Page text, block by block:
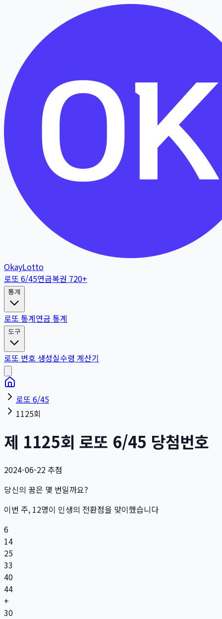
OkayLotto
로또 6/45연금복권 720+
통계
로또 통계연금 통계
도구
로또 번호 생성실수령 계산기
로또 6/45
1125회
제 1125회 로또 6/45 당첨번호
2024-06-22 추첨
당신의 꿈은 몇 번일까요?
이번 주, 12명이 인생의 전환점을 맞이했습니다
6
14
25
33
40
44
+
30